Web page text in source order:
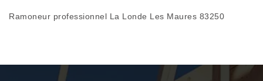
Ramoneur professionnel La Londe Les Maures 83250